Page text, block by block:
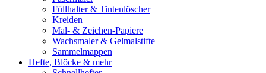
Füllhalter & Tintenlöscher
Kreiden
Mal- & Zeichen-Papiere
Wachsmaler & Gelmalstifte
Sammelmappen
Hefte, Blöcke & mehr